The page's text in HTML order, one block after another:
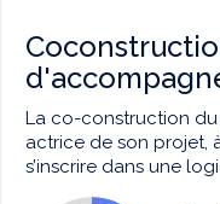
La co-construction
actrice de son projet,
s’inscrire dans une